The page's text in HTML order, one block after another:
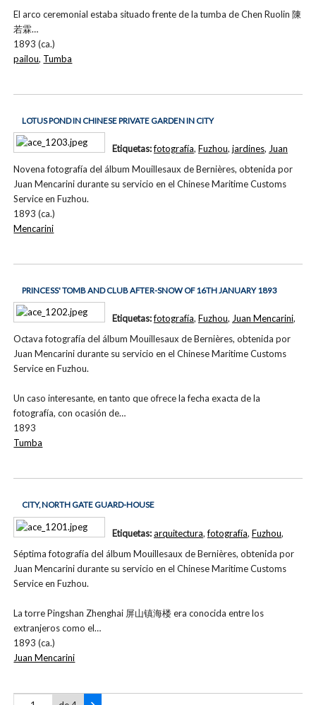
El arco ceremonial estaba situado frente de la tumba de Chen Ruolin 陳
若霖…
1893 (ca.)
pailou, Tumba
LOTUS POND IN CHINESE PRIVATE GARDEN IN CITY
Novena fotografía del álbum Mouillesaux de Bernières, obtenida por
Juan Mencarini durante su servicio en el Chinese Maritime Customs
Service en Fuzhou.
1893 (ca.)
Etiquetas:fotografía, Fuzhou, jardines, Juan
Mencarini
PRINCESS' TOMB AND CLUB AFTER-SNOW OF 16TH JANUARY 1893
Octava fotografía del álbum Mouillesaux de Bernières, obtenida por
Juan Mencarini durante su servicio en el Chinese Maritime Customs
Service en Fuzhou.
Un caso interesante, en tanto que ofrece la fecha exacta de la
fotografía, con ocasión de…
1893
Etiquetas:fotografía, Fuzhou, Juan Mencarini,
Tumba
CITY, NORTH GATE GUARD-HOUSE
Séptima fotografía del álbum Mouillesaux de Bernières, obtenida por
Juan Mencarini durante su servicio en el Chinese Maritime Customs
Service en Fuzhou.
La torre Pingshan Zhenghai 屏山镇海楼 era conocida entre los
extranjeros como el…
1893 (ca.)
Etiquetas:arquitectura,fotografía, Fuzhou,
Juan Mencarini